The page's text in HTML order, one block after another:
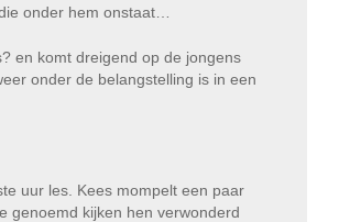
onder hem onstaat…
en komt dreigend op de jongens
onder de belangstelling is in een
uur les. Kees mompelt een paar
genoemd kijken hen verwonderd